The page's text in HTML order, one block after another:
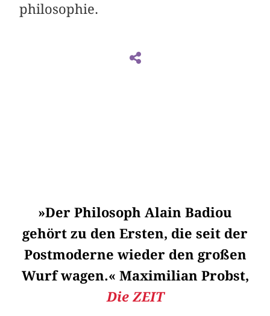
philosophie.
»Der Philosoph Alain Badiou
gehört zu den Ersten, die seit der
Postmoderne wieder den großen
Wurf wagen.« Maximilian Probst,
Die ZEIT